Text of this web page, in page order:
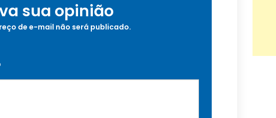
sua opinião
de e-mail não será publicado.